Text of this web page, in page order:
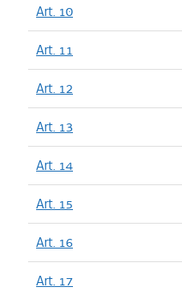
Art. 10
Art. 11
Art. 12
Art. 13
Art. 14
Art. 15
Art. 16
Art. 17